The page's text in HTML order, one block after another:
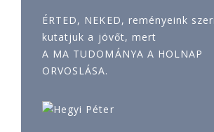
ÉRTED, NEKED, reményeink
kutatjuk a jövőt, mert
A MA TUDOMÁNYA A HOLNAP
ORVOSLÁSA.